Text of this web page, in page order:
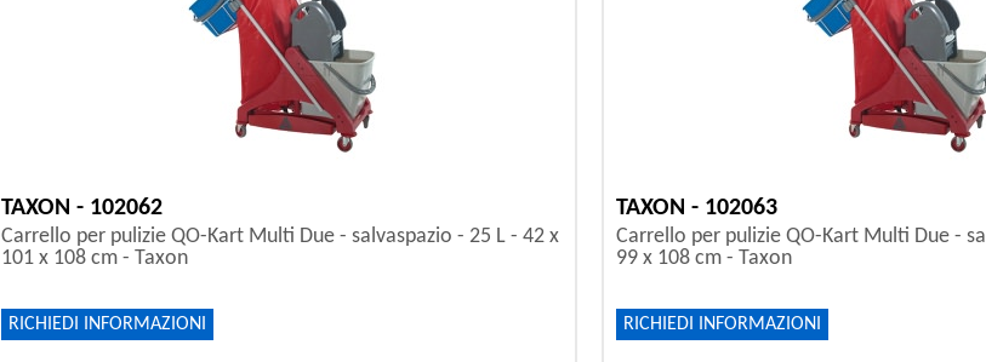
TAXON - 102062
Carrello per pulizie QO-Kart Multi Due - salvaspazio - 25 L - 42 x
101 x 108 cm - Taxon
RICHIEDI INFORMAZIONI
TAXON - 102063
Carrello per pulizie QO-Kart Multi Due -
99 x 108 cm - Taxon
RICHIEDI INFORMAZIONI